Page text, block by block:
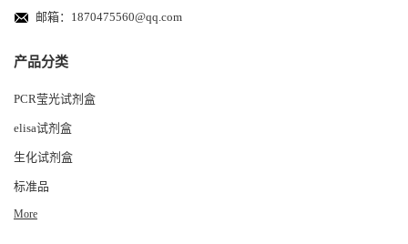
邮箱： 1870475560@qq.com
产品分类
PCR莹光试剂盒
elisa试剂盒
生化试剂盒
标准品
More